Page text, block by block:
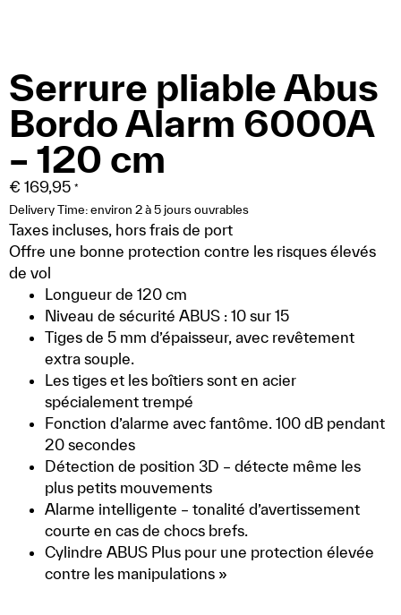
Serrure pliable Abus
Bordo Alarm 6000A
– 120 cm
€ 169,95 *
Delivery Time: environ 2 à 5 jours ouvrables
Taxes incluses, hors frais de port
Offre une bonne protection contre les risques élevés
de vol
Longueur de 120 cm
Niveau de sécurité ABUS : 10 sur 15
Tiges de 5 mm d’épaisseur, avec revêtement
extra souple.
Les tiges et les boîtiers sont en acier
spécialement trempé
Fonction d’alarme avec fantôme. 100 dB pendant
20 secondes
Détection de position 3D – détecte même les
plus petits mouvements
Alarme intelligente – tonalité d’avertissement
courte en cas de chocs brefs.
Cylindre ABUS Plus pour une protection élevée
contre les manipulations »